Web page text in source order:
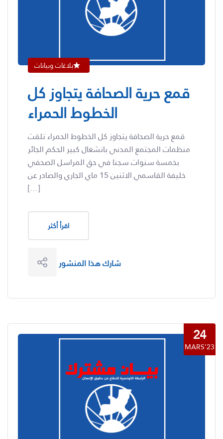
بلاغات وبيانات
قمع حرية الصحافة يتجاوز كل
الخطوط الحمراء
قمع حرية الصحافة يتجاوز كل الخطوط الحمراء تلقت
منظمات المجتمع المدني بانشغال كبير الحكم الجائر
بخمسة سنوات سجنا في حق المراسل الصحفي
خليفة القاسمي الاثنين 15 ماي الجاري والصادر عن
[…]
اقرأ أكثر
شارك هذا المنشور
24
MARS’23